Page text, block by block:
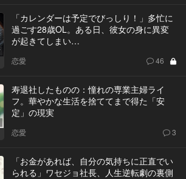
「カレンダーは予定でびっしり！」多忙に
過ごす28歳OL。ある日、彼女の身に異変
が起きてしまい…
恋愛 46
寿退社したものの：憧れの専業主婦ライ
フ。華やかな生活を捨ててまで得た「安
定」の現実
恋愛 3
「お金があれば、自分の気持ちに正直でい
られる」ワセジョ社長、人生逆転劇の裏側